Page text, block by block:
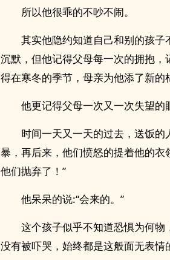
所以他很乖的不吵不闹。
其实他隐约知道自己和别的孩
沉默，但他记得父母每一次的拥抱
得在寒冬的季节，母亲为他添了新的
他更记得父母一次又一次失望的
时间一天又一天的过去，送饭
暴，再后来，他们愤怒的提着他的
他们抛弃了！”
他呆呆的说:“会来的。”
这个孩子似乎不知道恐惧为何
没有被吓哭，始终都是这般面无表情